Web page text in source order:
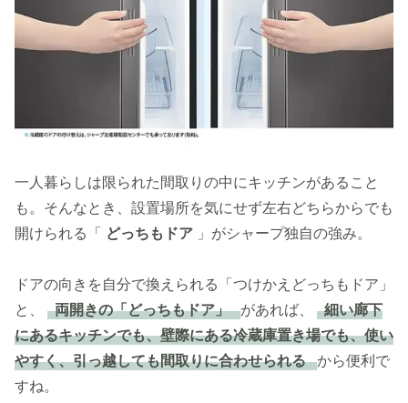
一人暮らしは限られた間取りの中にキッチンがあること
も。そんなとき、設置場所を気にせず左右どちらからでも
開けられる「
どっちもドア 」がシャープ独自の強み。
ドアの向きを自分で換えられる「つけかえどっちもドア」
と、
両開きの「どっちもドア」 があれば、
細い廊下
にあるキッチンでも、壁際にある冷蔵庫置き場でも、使い
やすく、引っ越しても間取りに合わせられる から便利で
すね。